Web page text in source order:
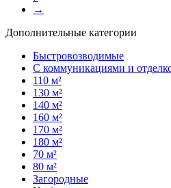
→
Дополнительные категории
Быстровозводимые
С коммуникациями и
110 м²
130 м²
140 м²
160 м²
170 м²
180 м²
70 м²
80 м²
Загородные